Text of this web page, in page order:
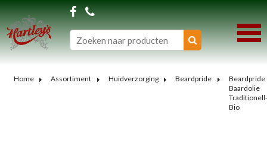
Home Assortiment Huidverzorging Beardpride
Beardpride
Baardolie
Traditionell-
Bio